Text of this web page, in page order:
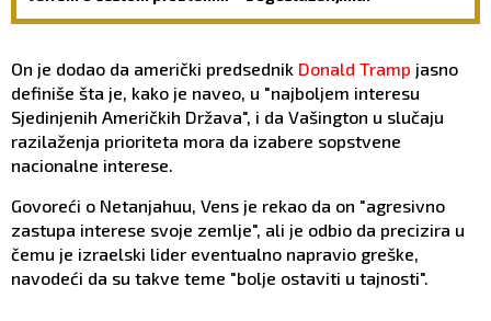
On je dodao da američki predsednik Donald Tramp jasno
definiše šta je, kako je naveo, u "najboljem interesu
Sjedinjenih Američkih Država", i da Vašington u slučaju
razilaženja prioriteta mora da izabere sopstvene
nacionalne interese.
Govoreći o Netanjahuu, Vens je rekao da on "agresivno
zastupa interese svoje zemlje", ali je odbio da precizira u
čemu je izraelski lider eventualno napravio greške,
navodeći da su takve teme "bolje ostaviti u tajnosti".